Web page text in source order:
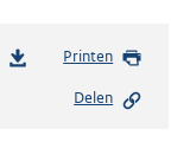
Printen
Delen